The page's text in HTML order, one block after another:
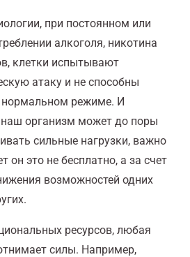
при постоянном или
алкоголя, никотина
клетки испытывают
атаку и не способны
режиме. И
наш организм может до поры
сильные нагрузки, важно
он это не бесплатно, а за счет
возможностей одних
ресурсов, любая
силы. Например,